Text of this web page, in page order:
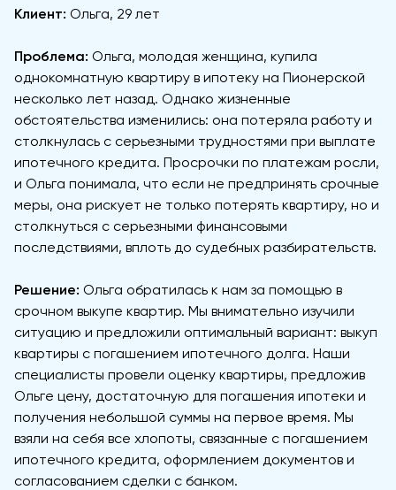
Клиент: Ольга, 29 лет
Проблема: Ольга, молодая женщина, купила
однокомнатную квартиру в ипотеку на Пионерской
несколько лет назад. Однако жизненные
обстоятельства изменились: она потеряла работу и
столкнулась с серьезными трудностями при выплате
ипотечного кредита. Просрочки по платежам росли,
и Ольга понимала, что если не предпринять срочные
меры, она рискует не только потерять квартиру, но и
столкнуться с серьезными финансовыми
последствиями, вплоть до судебных разбирательств.
Решение: Ольга обратилась к нам за помощью в
срочном выкупе квартир. Мы внимательно изучили
ситуацию и предложили оптимальный вариант: выкуп
квартиры с погашением ипотечного долга. Наши
специалисты провели оценку квартиры, предложив
Ольге цену, достаточную для погашения ипотеки и
получения небольшой суммы на первое время. Мы
взяли на себя все хлопоты, связанные с погашением
ипотечного кредита, оформлением документов и
согласованием сделки с банком.